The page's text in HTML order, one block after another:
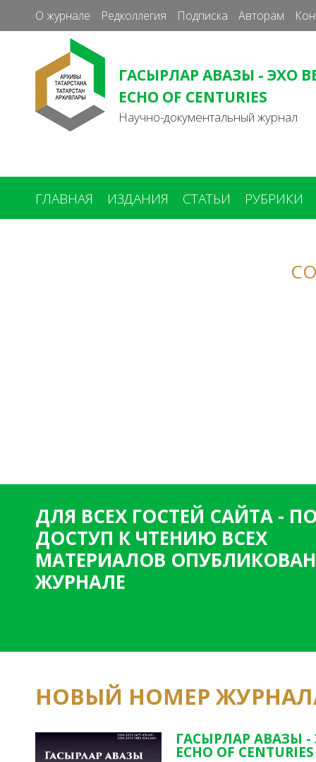
О журнале Редколлегия Подписка Авторам
ГАСЫРЛАР АВАЗЫ - ЭХО
ECHO OF CENTURIES
Научно-документальный журнал
ГЛАВНАЯ ИЗДАНИЯ СТАТЬИ РУБРИКИ
ДЛЯ ВСЕХ ГОСТЕЙ САЙТА -
ДОСТУП К ЧТЕНИЮ ВСЕХ
МАТЕРИАЛОВ
ЖУРНАЛЕ
НОВЫЙ НОМЕР
ГАСЫРЛАР АВАЗЫ -
ECHO OF